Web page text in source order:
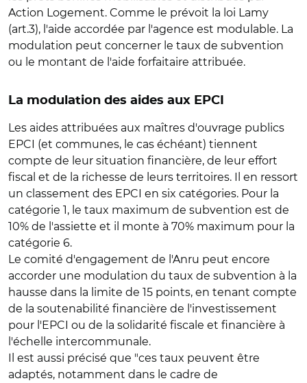
Action Logement. Comme le prévoit la loi Lamy
(art.3), l'aide accordée par l'agence est modulable. La
modulation peut concerner le taux de subvention
ou le montant de l'aide forfaitaire attribuée.
La modulation des aides aux EPCI
Les aides attribuées aux maîtres d'ouvrage publics
EPCI (et communes, le cas échéant) tiennent
compte de leur situation financière, de leur effort
fiscal et de la richesse de leurs territoires. Il en ressort
un classement des EPCI en six catégories. Pour la
catégorie 1, le taux maximum de subvention est de
10% de l'assiette et il monte à 70% maximum pour la
catégorie 6.
Le comité d'engagement de l'Anru peut encore
accorder une modulation du taux de subvention à la
hausse dans la limite de 15 points, en tenant compte
de la soutenabilité financière de l'investissement
pour l'EPCI ou de la solidarité fiscale et financière à
l'échelle intercommunale.
Il est aussi précisé que "ces taux peuvent être
adaptés, notamment dans le cadre de